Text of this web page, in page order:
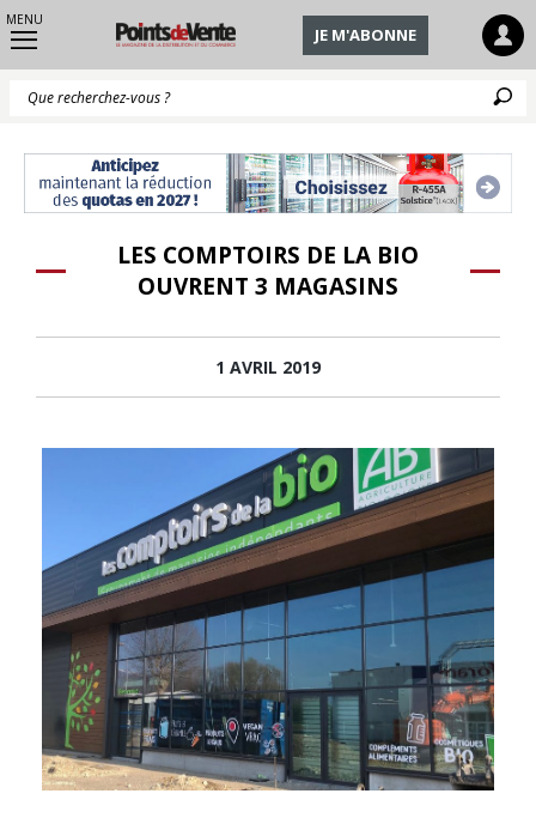
MENU
JE M'ABONNE
LES COMPTOIRS DE LA BIO
OUVRENT 3 MAGASINS
1 AVRIL 2019